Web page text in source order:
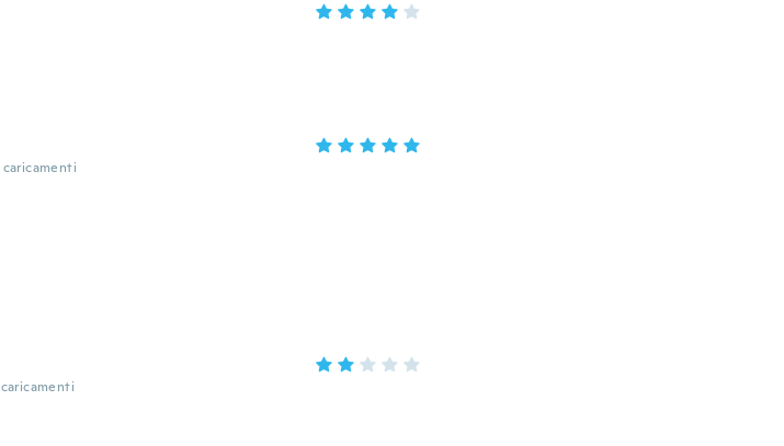
caricamenti
caricamenti